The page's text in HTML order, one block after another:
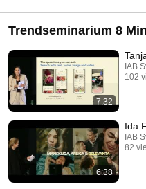
Trendseminarium 8
7:32
IAB
102
6:38
Ida
IAB
82